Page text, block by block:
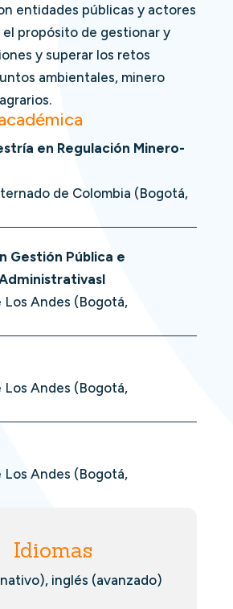
entidades públicas y actores
el propósito de gestionar y
y superar los retos
ambientales, minero
en Regulación Minero-
de Colombia (Bogotá,
Gestión Pública e
Los Andes (Bogotá,
Los Andes (Bogotá,
Los Andes (Bogotá,
Idiomas
inglés (avanzado)